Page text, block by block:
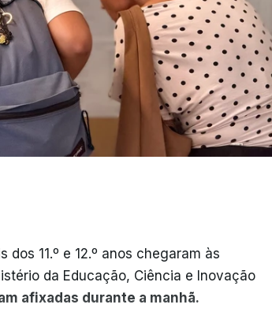
11.º e 12.º anos chegaram às
da Educação, Ciência e Inovação
afixadas durante a manhã.